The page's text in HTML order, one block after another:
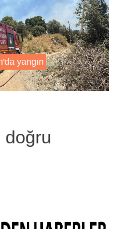
yangın
doğru